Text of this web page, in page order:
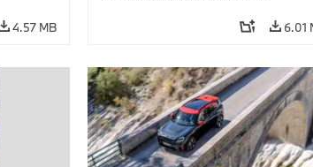
4.57 MB 6.01